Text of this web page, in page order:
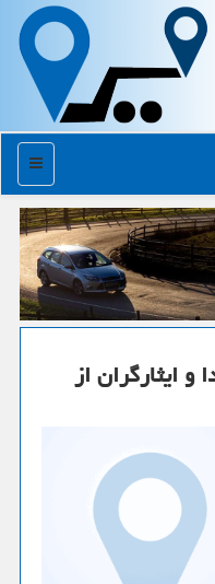
منو
ایثارگران از